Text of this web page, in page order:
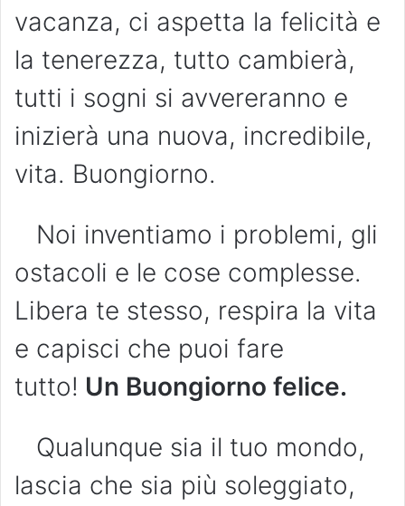
vacanza, ci aspetta la felicità e
la tenerezza, tutto cambierà,
tutti i sogni si avvereranno e
inizierà una nuova, incredibile,
vita. Buongiorno.
Noi inventiamo i problemi, gli
ostacoli e le cose complesse.
Libera te stesso, respira la vita
e capisci che puoi fare
tutto! Un Buongiorno felice.
Qualunque sia il tuo mondo,
lascia che sia più soleggiato,